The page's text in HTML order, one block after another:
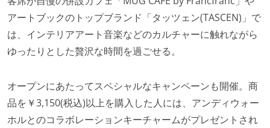
アートブックのトップブランド「タッツェン(TASCEN)」で
は、インテリアアート音楽などのカルチャーに触れながら
ゆったりとした贅沢な時間を過ごせる。
オープンにあたってスペシャルなキャンペーンも開催。商
品を￥3,150(税込)以上を購入した人には、アンディウォー
ホルとのコラボレーションキーチャームがプレゼントされ